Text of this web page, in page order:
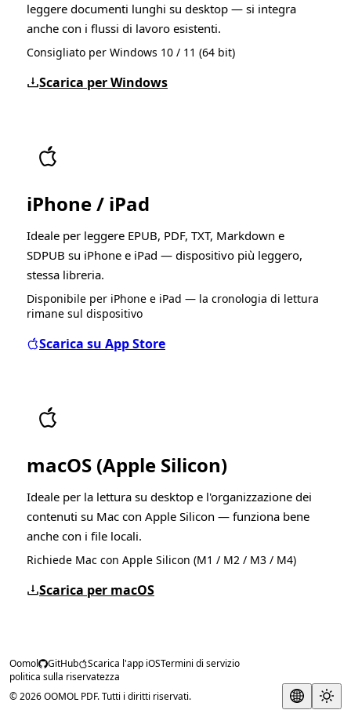
leggere documenti lunghi su desktop — si integra
anche con i flussi di lavoro esistenti.
Consigliato per Windows 10 / 11 (64 bit)
Scarica per Windows
iPhone / iPad
Ideale per leggere EPUB, PDF, TXT, Markdown e
SDPUB su iPhone e iPad — dispositivo più leggero,
stessa libreria.
Disponibile per iPhone e iPad — la cronologia di lettura
rimane sul dispositivo
Scarica su App Store
macOS (Apple Silicon)
Ideale per la lettura su desktop e l'organizzazione dei
contenuti su Mac con Apple Silicon — funziona bene
anche con i file locali.
Richiede Mac con Apple Silicon (M1 / M2 / M3 / M4)
Scarica per macOS
Oomol GitHub Scarica l'app iOSTermini di servizio
politica sulla riservatezza
© 2026 OOMOL PDF. Tutti i diritti riservati.